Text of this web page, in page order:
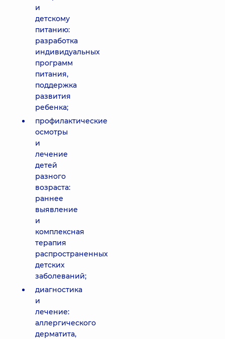
и
детскому
питанию:
разработка
индивидуальных
программ
питания,
поддержка
развития
ребенка;
профилактические
осмотры
и
лечение
детей
разного
возраста:
раннее
выявление
и
комплексная
терапия
распространенных
детских
заболеваний;
диагностика
и
лечение:
аллергического
дерматита,